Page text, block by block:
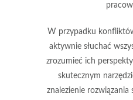
W przypadku
aktywnie słuchać
zrozumieć ich
skutecznym
znalezienie